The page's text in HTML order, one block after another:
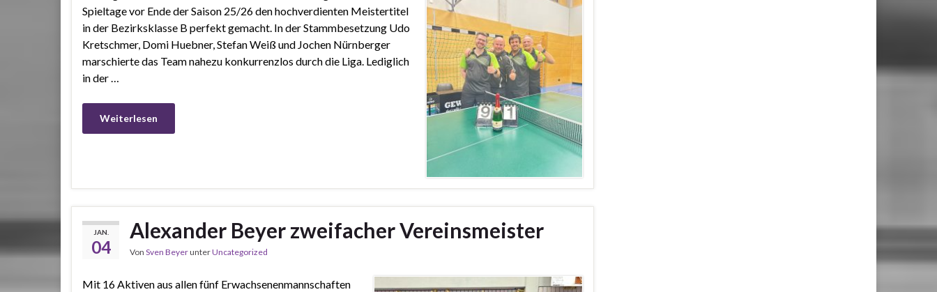
Spieltage vor Ende der Saison 25/26 den hochverdienten Meistertitel
in der Bezirksklasse B perfekt gemacht. In der Stammbesetzung Udo
Kretschmer, Domi Huebner, Stefan Weiß und Jochen Nürnberger
marschierte das Team nahezu konkurrenzlos durch die Liga. Lediglich
in der …
Weiterlesen
JAN.
04
Alexander Beyer zweifacher Vereinsmeister
Von Sven BeyerunterUncategorized
Mit 16 Aktiven aus allen fünf Erwachsenenmannschaften